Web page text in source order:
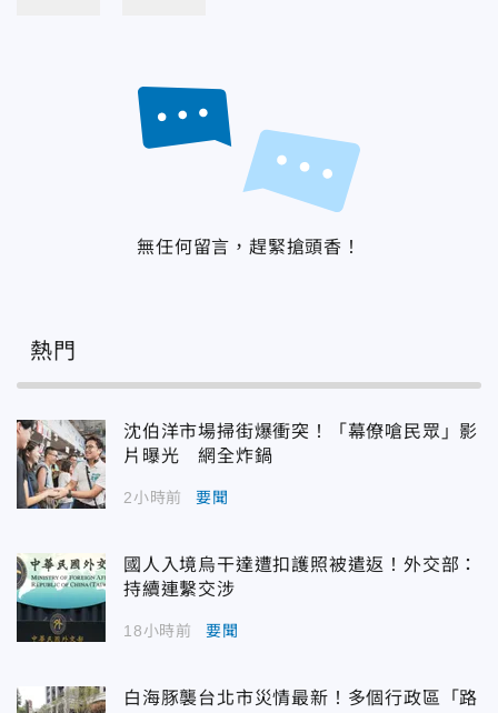
無任何留言，趕緊搶頭香！
熱門
沈伯洋市場掃街爆衝突！「幕僚嗆民眾」影
片曝光 網全炸鍋
2小時前 要聞
國人入境烏干達遭扣護照被遣返！外交部：
持續連繫交涉
18小時前 要聞
白海豚襲台北市災情最新！多個行政區「路